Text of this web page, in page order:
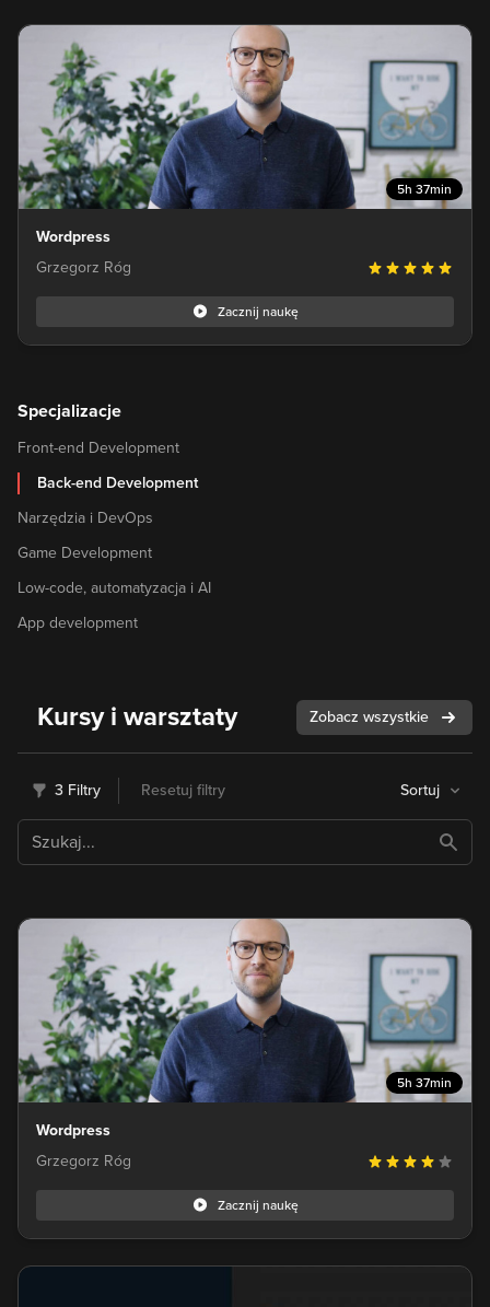
na eduweb.pl nauczysz się wszystkiego w jego obsłudze,
począwszy od instalacji skryptu na serwerze i konfiguracji
strony w oparciu o ten CMS, przez tworzenie własnych
motywów i skórek lub dostosowywanie gotowych, aż po
pisanie własnych pluginów.
5h 37min
Wordpress
Grzegorz Róg
Zacznij naukę
Specjalizacje
Front-end Development
Back-end Development
Narzędzia i DevOps
Game Development
Low-code, automatyzacja i AI
App development
Kursy i warsztaty Zobacz wszystkie
3 Filtry Sortuj
Resetuj filtry
5h 37min
Wordpress
Grzegorz Róg
Zacznij naukę